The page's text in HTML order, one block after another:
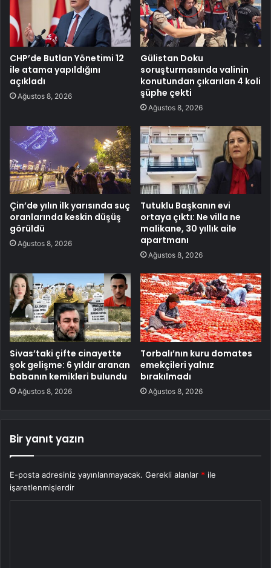
CHP’de Butlan Yönetimi 12
ile atama yapıldığını
açıkladı
Ağustos 8, 2026
Gülistan Doku
soruşturmasında valinin
konutundan çıkarılan 4 koli
şüphe çekti
Ağustos 8, 2026
Çin’de yılın ilk yarısında suç
oranlarında keskin düşüş
görüldü
Ağustos 8, 2026
Tutuklu Başkanın evi
ortaya çıktı: Ne villa ne
malikane, 30 yıllık aile
apartmanı
Ağustos 8, 2026
Sivas’taki çifte cinayette
şok gelişme: 6 yıldır aranan
babanın kemikleri bulundu
Ağustos 8, 2026
Torbalı’nın kuru domates
emekçileri yalnız
bırakılmadı
Ağustos 8, 2026
Bir yanıt yazın
E-posta adresiniz yayınlanmayacak. Gerekli alanlar * ile
işaretlenmişlerdir